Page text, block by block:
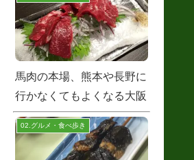
馬肉の本場、熊本や長野に
行かなくてもよくなる大阪
の馬肉料理の名店
02.グルメ・食べ歩き